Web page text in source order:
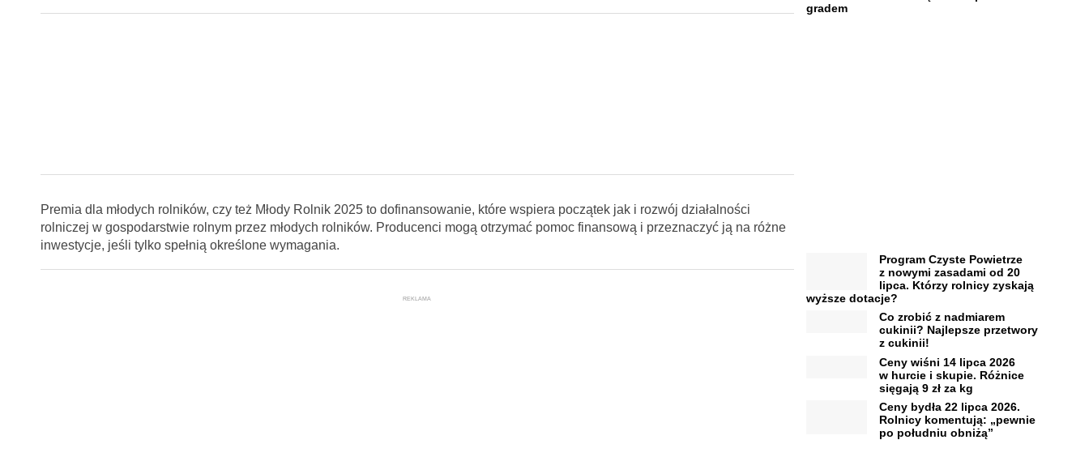
Premia dla młodych rolników, czy też Młody Rolnik 2025 to dofinansowanie, które wspiera początek jak i rozwój działalności
rolniczej w gospodarstwie rolnym przez młodych rolników. Producenci mogą otrzymać pomoc finansową i przeznaczyć ją na różne
inwestycje, jeśli tylko spełnią określone wymagania.
REKLAMA
gradem
Program Czyste Powietrze
z nowymi zasadami od 20
lipca. Którzy rolnicy zyskają
wyższe dotacje?
Co zrobić z nadmiarem
cukinii? Najlepsze przetwory
z cukinii!
Ceny wiśni 14 lipca 2026
w hurcie i skupie. Różnice
sięgają 9 zł za kg
Ceny bydła 22 lipca 2026.
Rolnicy komentują: „pewnie
po południu obniżą”